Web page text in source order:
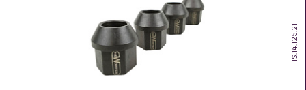
IS.14.125.21